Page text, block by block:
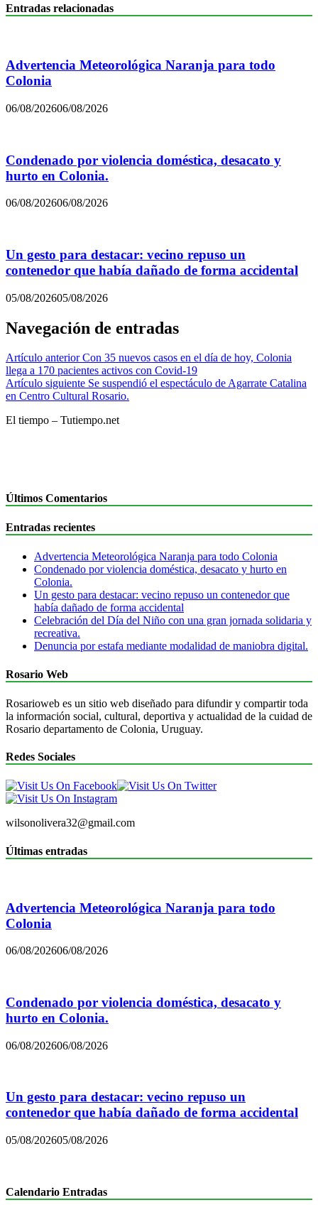
Entradas relacionadas
Advertencia Meteorológica Naranja para todo
Colonia
06/08/202606/08/2026
Condenado por violencia doméstica, desacato y
hurto en Colonia.
06/08/202606/08/2026
Un gesto para destacar: vecino repuso un
contenedor que había dañado de forma accidental
05/08/202605/08/2026
Navegación de entradas
Artículo anterior Con 35 nuevos casos en el día de hoy, Colonia
llega a 170 pacientes activos con Covid-19
Artículo siguiente Se suspendió el espectáculo de Agarrate Catalina
en Centro Cultural Rosario.
El tiempo – Tutiempo.net
Últimos Comentarios
Entradas recientes
Advertencia Meteorológica Naranja para todo Colonia
Condenado por violencia doméstica, desacato y hurto en
Colonia.
Un gesto para destacar: vecino repuso un contenedor que
había dañado de forma accidental
Celebración del Día del Niño con una gran jornada solidaria y
recreativa.
Denuncia por estafa mediante modalidad de maniobra digital.
Rosario Web
Rosarioweb es un sitio web diseñado para difundir y compartir toda
la información social, cultural, deportiva y actualidad de la cuidad de
Rosario departamento de Colonia, Uruguay.
Redes Sociales
wilsonolivera32@gmail.com
Últimas entradas
Advertencia Meteorológica Naranja para todo
Colonia
06/08/202606/08/2026
Condenado por violencia doméstica, desacato y
hurto en Colonia.
06/08/202606/08/2026
Un gesto para destacar: vecino repuso un
contenedor que había dañado de forma accidental
05/08/202605/08/2026
Calendario Entradas